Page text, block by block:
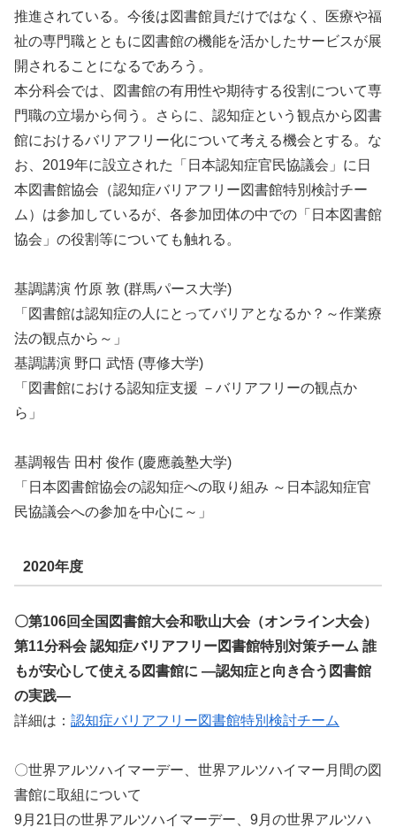
推進されている。今後は図書館員だけではなく、医療や福
祉の専門職とともに図書館の機能を活かしたサービスが展
開されることになるであろう。
本分科会では、図書館の有用性や期待する役割について専
門職の立場から伺う。さらに、認知症という観点から図書
館におけるバリアフリー化について考える機会とする。な
お、2019年に設立された「日本認知症官民協議会」に日
本図書館協会（認知症バリアフリー図書館特別検討チー
ム）は参加しているが、各参加団体の中での「日本図書館
協会」の役割等についても触れる。
基調講演 竹原 敦 (群馬パース大学)
「図書館は認知症の人にとってバリアとなるか？～作業療
法の観点から～」
基調講演 野口 武悟 (専修大学)
「図書館における認知症支援 －バリアフリーの観点か
ら」
基調報告 田村 俊作 (慶應義塾大学)
「日本図書館協会の認知症への取り組み ～日本認知症官
民協議会への参加を中心に～」
2020年度
〇第106回全国図書館大会和歌山大会（オンライン大会）
第11分科会 認知症バリアフリー図書館特別対策チーム 誰
もが安心して使える図書館に ―認知症と向き合う図書館
の実践―
詳細は： 認知症バリアフリー図書館特別検討チーム
〇世界アルツハイマーデー、世界アルツハイマー月間の図
書館に取組について
9月21日の世界アルツハイマーデー、9月の世界アルツハ